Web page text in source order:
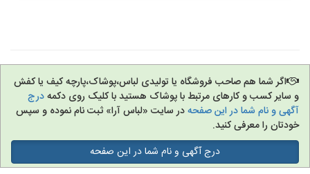
اگر شما هم صاحب فروشگاه یا تولیدی لباس،پوشاک،پارچه کیف یا کفش
و سایر کسب و کارهای مرتبط با پوشاک هستید با کلیک روی دکمهدرج
آگهی و نام شما در این صفحهدر سایت «لباس آرا» ثبت نام نموده و سپس
خودتان را معرفی کنید.
درج آگهی و نام شما در این صفحه